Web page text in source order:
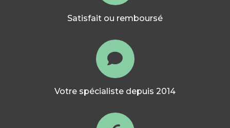
Satisfait ou remboursé
Votre spécialiste depuis 2014